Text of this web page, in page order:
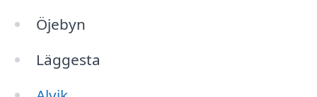
Öjebyn
Läggesta